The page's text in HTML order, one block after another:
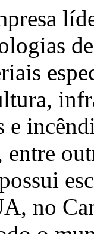
e
no